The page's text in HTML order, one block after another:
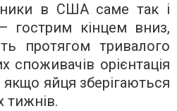
в США саме так і
гострим кінцем вниз,
протягом тривалого
споживачів орієнтація
яйця зберігаються
тижнів.